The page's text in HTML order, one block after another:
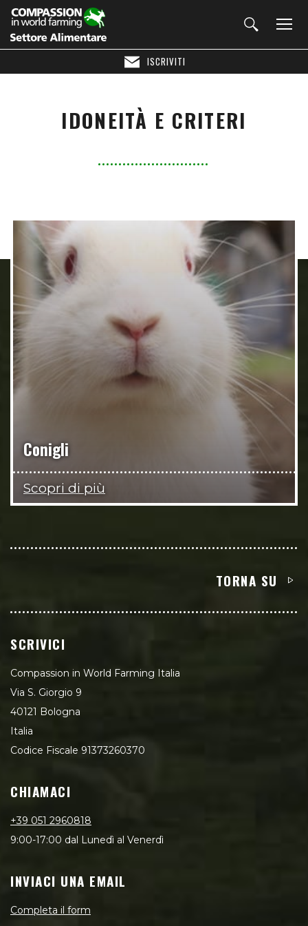
ISCRIVITI
IDONEITÀ E CRITERI
Conigli
Scopri di più
TORNA SU
SCRIVICI
Compassion in World Farming Italia
Via S. Giorgio 9
40121 Bologna
Italia
Codice Fiscale 91373260370
CHIAMACI
+39 051 2960818
9:00-17:00 dal Lunedì al Venerdì
INVIACI UNA EMAIL
Completa il form